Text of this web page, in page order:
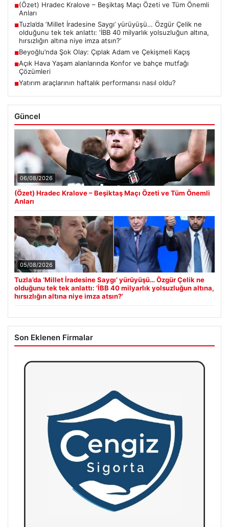
■(Özet) Hradec Kralove – Beşiktaş Maçı Özeti ve Tüm Önemli
Anları
■Tuzla’da ‘Millet İradesine Saygı’ yürüyüşü… Özgür Çelik ne
olduğunu tek tek anlattı: ‘İBB 40 milyarlık yolsuzluğun altına,
hırsızlığın altına niye imza atsın?’
■Beyoğlu’nda Şok Olay: Çıplak Adam ve Çekişmeli Kaçış
■Açık Hava Yaşam alanlarında Konfor ve bahçe mutfağı
Çözümleri
■Yatırım araçlarının haftalık performansı nasıl oldu?
Güncel
06/08/2026
(Özet) Hradec Kralove – Beşiktaş Maçı Özeti ve Tüm Önemli
Anları
05/08/2026
Tuzla’da ‘Millet İradesine Saygı’ yürüyüşü… Özgür Çelik ne
olduğunu tek tek anlattı: ‘İBB 40 milyarlık yolsuzluğun altına,
hırsızlığın altına niye imza atsın?’
Son Eklenen Firmalar